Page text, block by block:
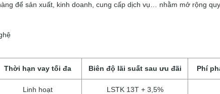
để sản xuất, kinh doanh, cung cấp dịch vụ… nhằm mở rộng
Thời hạn vay tối đa
Linh hoạt
Biên độ lãi suất sau ưu đãi
LSTK 13T + 3,5%
Phí